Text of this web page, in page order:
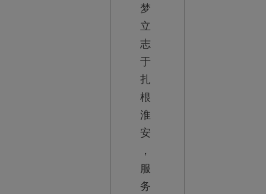
梦
立
志
于
扎
根
淮
安
，
服
务